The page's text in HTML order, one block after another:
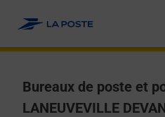
Bureaux de poste et
LANEUVEVILLE